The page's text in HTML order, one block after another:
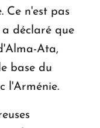
Ce n'est pas
déclaré que
Ata,
base du
l'Arménie.